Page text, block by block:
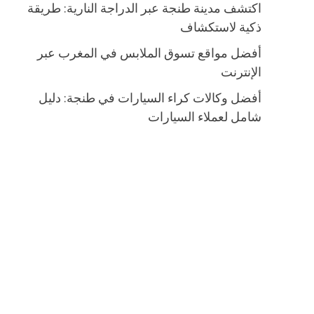
اكتشف مدينة طنجة عبر الدراجة النارية: طريقة
ذكية لاستكشاف
أفضل مواقع تسوق الملابس في المغرب عبر
الإنترنت
أفضل وكالات كراء السيارات في طنجة: دليل
شامل لعملاء السيارات